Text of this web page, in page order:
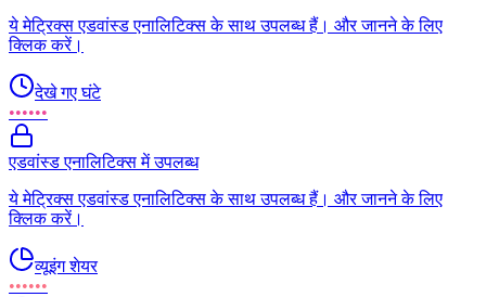
ये मेट्रिक्स एडवांस्ड एनालिटिक्स के साथ उपलब्ध हैं। और जानने के लिए
क्लिक करें।
देखे गए घंटे
••••••
एडवांस्ड एनालिटिक्स में उपलब्ध
ये मेट्रिक्स एडवांस्ड एनालिटिक्स के साथ उपलब्ध हैं। और जानने के लिए
क्लिक करें।
व्यूइंग शेयर
••••••